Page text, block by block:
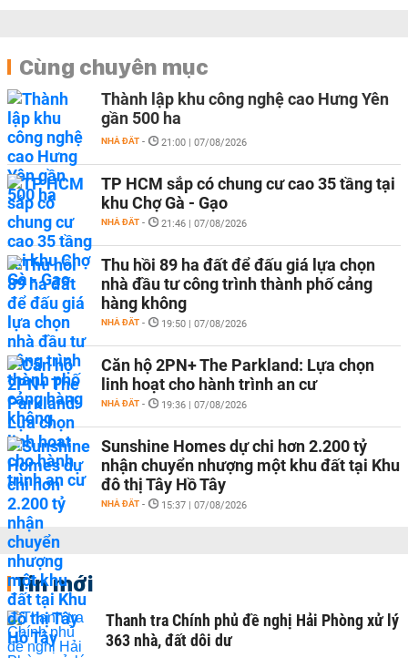
Cùng chuyên mục
Thành lập khu công nghệ cao Hưng Yên
gần 500 ha
NHÀ ĐẤT - 21:00 | 07/08/2026
TP HCM sắp có chung cư cao 35 tầng tại
khu Chợ Gà - Gạo
NHÀ ĐẤT - 21:46 | 07/08/2026
Thu hồi 89 ha đất để đấu giá lựa chọn
nhà đầu tư công trình thành phố cảng
hàng không
NHÀ ĐẤT - 19:50 | 07/08/2026
Căn hộ 2PN+ The Parkland: Lựa chọn
linh hoạt cho hành trình an cư
NHÀ ĐẤT - 19:36 | 07/08/2026
Sunshine Homes dự chi hơn 2.200 tỷ
nhận chuyển nhượng một khu đất tại Khu
đô thị Tây Hồ Tây
NHÀ ĐẤT - 15:37 | 07/08/2026
Tin mới
Thanh tra Chính phủ đề nghị Hải Phòng xử lý
363 nhà, đất dôi dư